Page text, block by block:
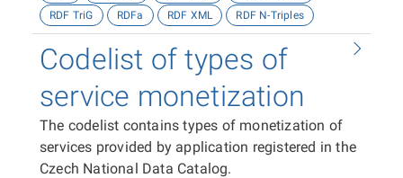
RDF TriG
RDFa RDF XML RDF N-Triples
Codelist of types of
service monetization
The codelist contains types of monetization of
services provided by application registered in the
Czech National Data Catalog.